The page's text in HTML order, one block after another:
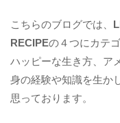
こちらのブログでは、
RECIPEの４つにカテ
ハッピーな生き方、ア
身の経験や知識を生か
思っております。